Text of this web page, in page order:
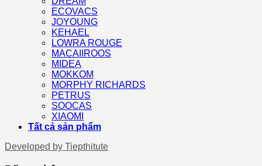
ECOVACS
JOYOUNG
KEHAEL
LOWRA ROUGE
MACAIIROOS
MIDEA
MOKKOM
MORPHY RICHARDS
PETRUS
SOOCAS
XIAOMI
Tất cả sản phẩm
Developed by Tiepthitute